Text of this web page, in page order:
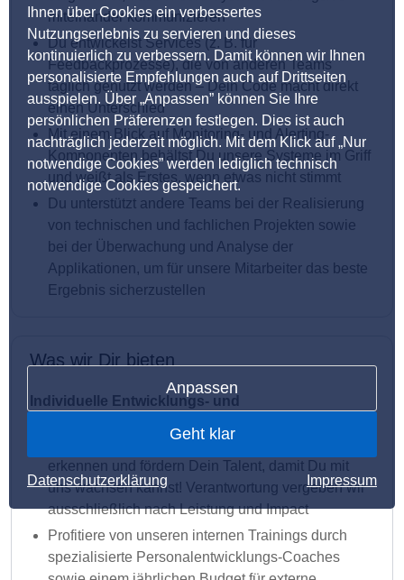
Ihnen über Cookies ein verbessertes
Nutzungserlebnis zu servieren und dieses
kontinuierlich zu verbessern. Damit können wir Ihnen
personalisierte Empfehlungen auch auf Drittseiten
ausspielen. Über „Anpassen” können Sie Ihre
persönlichen Präferenzen festlegen. Dies ist auch
nachträglich jederzeit möglich. Mit dem Klick auf „Nur
notwendige Cookies” werden lediglich technisch
notwendige Cookies gespeichert.
Anpassen
Geht klar
Datenschutzerklärung Impressum
miteinander kommunizieren
Du entwickelst Services (z. B. für
Feedbackprozesse), die von anderen Teams
täglich genutzt werden – Dein Code macht direkt
einen Unterschied
Mit einem Blick auf Monitoring- und Alerting-
Komponenten behältst Du unsere Systeme im Griff
und weißt als Erstes, wenn etwas nicht stimmt
Du unterstützt andere Teams bei der Realisierung
von technischen und fachlichen Projekten sowie
bei der Überwachung und Analyse der
Applikationen, um für unsere Mitarbeiter das beste
Ergebnis sicherzustellen
Was wir Dir bieten
Individuelle Entwicklungs- und
Dein Einsatz zahlt sich bei uns schnell aus – wir
erkennen und fördern Dein Talent, damit Du mit
uns wachsen kannst! Verantwortung vergeben wir
ausschließlich nach Leistung und Impact
Profitiere von unseren internen Trainings durch
spezialisierte Personalentwicklungs-Coaches